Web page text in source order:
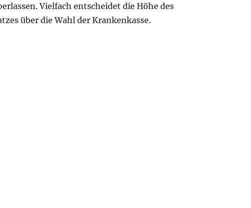
Vielfach entscheidet die Höhe des
über die Wahl der Krankenkasse.
in der Entgeltabrechnung“